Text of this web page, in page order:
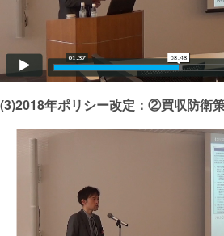
(3)2018年ポリシー改定：②買収防衛